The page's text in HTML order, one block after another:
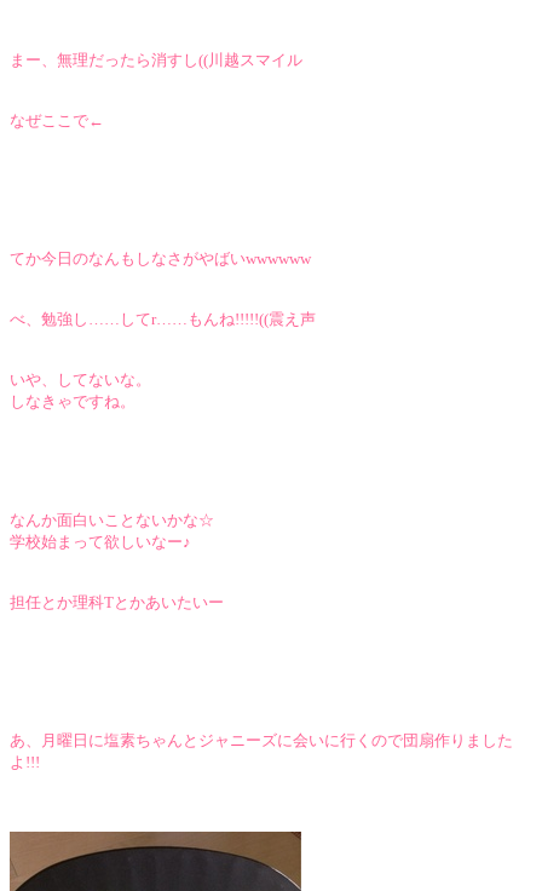
まー、無理だったら消すし((川越スマイル
なぜここで←
てか今日のなんもしなさがやばいwwwwww
べ、勉強し……してr……もんね!!!!!((震え声
いや、してないな。
しなきゃですね。
なんか面白いことないかな☆
学校始まって欲しいなー♪
担任とか理科Tとかあいたいー
あ、月曜日に塩素ちゃんとジャニーズに会いに行くので団扇作りました
よ!!!